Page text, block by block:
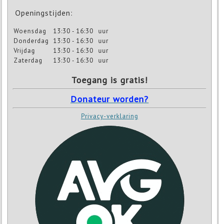
Openingstijden:
Woensdag 13:30 - 16:30
uur
Donderdag
13:30 - 16:30
uur
Vrijdag
13:30 - 16:30
uur
Zaterdag
13:30 - 16:30 uur
Toegang is gratis!
Donateur worden?
Privacy-verklaring